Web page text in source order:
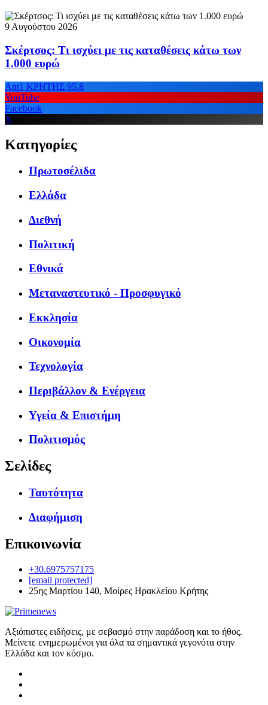
9 Αυγούστου 2026
Σκέρτσος: Τι ισχύει με τις καταθέσεις κάτω των
1.000 ευρώ
Ant1 ΚΡΗΤΗΣ 95.8
YouTube
Facebook
X
Κατηγορίες
Πρωτοσέλιδα
Ελλάδα
Διεθνή
Πολιτική
Εθνικά
Μεταναστευτικό - Προσφυγικό
Εκκλησία
Οικονομία
Τεχνολογία
Περιβάλλον & Ενέργεια
Υγεία & Επιστήμη
Πολιτισμός
Σελίδες
Ταυτότητα
Διαφήμιση
Επικοινωνία
+30.6975757175
[email protected]
25ης Μαρτίου 140, Μοίρες Ηρακλείου Κρήτης
Αξιόπιστες ειδήσεις, με σεβασμό στην παράδοση και το ήθος.
Μείνετε ενημερωμένοι για όλα τα σημαντικά γεγονότα στην
Ελλάδα και τον κόσμο.